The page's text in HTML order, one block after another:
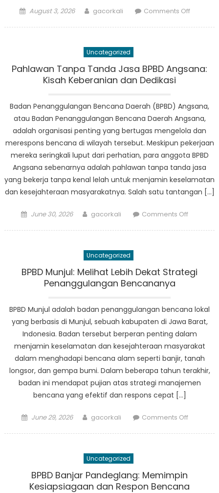
Posted
August 3, 2026 Author
gacorkali Comments Offon
Negara:
Dalam
Sorotan
Uncategorized
Pahlawan Tanpa Tanda Jasa BPBD Angsana:
Kisah Keberanian dan Dedikasi
Badan Penanggulangan Bencana Daerah (BPBD) Angsana,
atau Badan Penanggulangan Bencana Daerah Angsana,
adalah organisasi penting yang bertugas mengelola dan
merespons bencana di wilayah tersebut. Meskipun pekerjaan
mereka seringkali luput dari perhatian, para anggota BPBD
Angsana sebenarnya adalah pahlawan tanpa tanda jasa
yang bekerja tanpa kenal lelah untuk menjamin keselamatan
dan kesejahteraan masyarakatnya. Salah satu tantangan […]
Posted
June 30, 2026 Author
gacorkali Comments Offon
BPBD
Angsana:
dan
Dedikasi
Uncategorized
BPBD Munjul: Melihat Lebih Dekat Strategi
Penanggulangan Bencananya
BPBD Munjul adalah badan penanggulangan bencana lokal
yang berbasis di Munjul, sebuah kabupaten di Jawa Barat,
Indonesia. Badan tersebut berperan penting dalam
menjamin keselamatan dan kesejahteraan masyarakat
dalam menghadapi bencana alam seperti banjir, tanah
longsor, dan gempa bumi. Dalam beberapa tahun terakhir,
badan ini mendapat pujian atas strategi manajemen
bencana yang efektif dan respons cepat […]
Posted
June 29, 2026 Author
gacorkali Comments Offon
Strategi
Uncategorized
BPBD Banjar Pandeglang: Memimpin
Kesiapsiagaan dan Respon Bencana